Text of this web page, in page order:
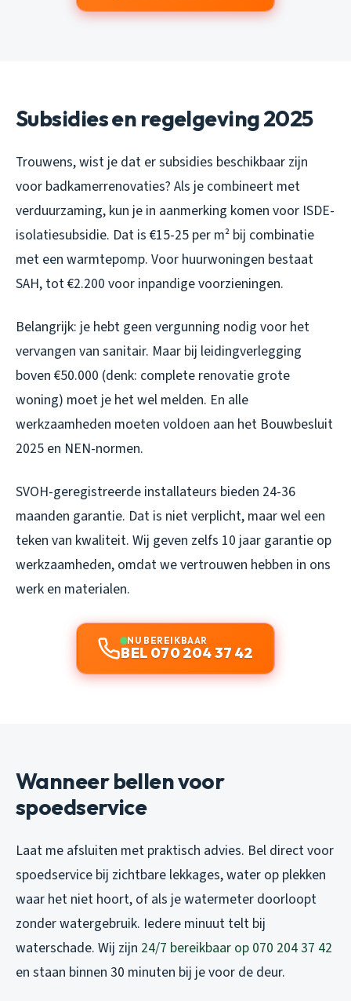
Subsidies en regelgeving 2025
Trouwens, wist je dat er subsidies beschikbaar zijn
voor badkamerrenovaties? Als je combineert met
verduurzaming, kun je in aanmerking komen voor ISDE-
isolatiesubsidie. Dat is €15-25 per m² bij combinatie
met een warmtepomp. Voor huurwoningen bestaat
SAH, tot €2.200 voor inpandige voorzieningen.
Belangrijk: je hebt geen vergunning nodig voor het
vervangen van sanitair. Maar bij leidingverlegging
boven €50.000 (denk: complete renovatie grote
woning) moet je het wel melden. En alle
werkzaamheden moeten voldoen aan het Bouwbesluit
2025 en NEN-normen.
SVOH-geregistreerde installateurs bieden 24-36
maanden garantie. Dat is niet verplicht, maar wel een
teken van kwaliteit. Wij geven zelfs 10 jaar garantie op
werkzaamheden, omdat we vertrouwen hebben in ons
werk en materialen.
NU BEREIKBAAR
BEL 070 204 37 42
Wanneer bellen voor
spoedservice
Laat me afsluiten met praktisch advies. Bel direct voor
spoedservice bij zichtbare lekkages, water op plekken
waar het niet hoort, of als je watermeter doorloopt
zonder watergebruik. Iedere minuut telt bij
waterschade. Wij zijn 24/7 bereikbaar op 070 204 37 42
en staan binnen 30 minuten bij je voor de deur.